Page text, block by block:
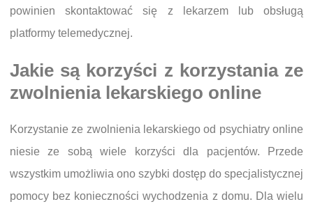
powinien skontaktować się z lekarzem lub obsługą
platformy telemedycznej.
Jakie są korzyści z korzystania ze
zwolnienia lekarskiego online
Korzystanie ze zwolnienia lekarskiego od psychiatry online
niesie ze sobą wiele korzyści dla pacjentów. Przede
wszystkim umożliwia ono szybki dostęp do specjalistycznej
pomocy bez konieczności wychodzenia z domu. Dla wielu